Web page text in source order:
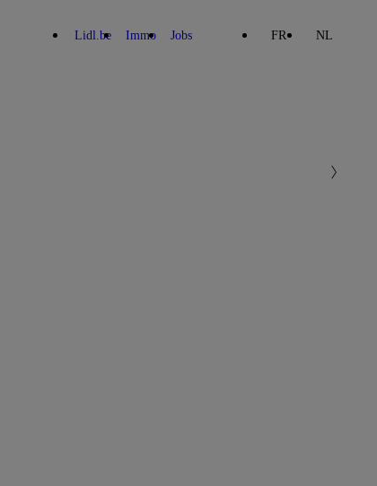
Lidl.be Immo Jobs FR NL